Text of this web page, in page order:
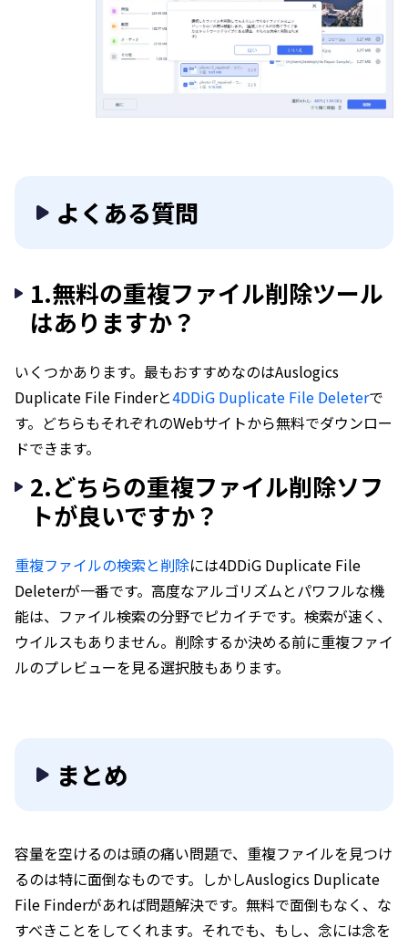
よくある質問
1.無料の重複ファイル削除ツール
はありますか？
いくつかあります。最もおすすめなのはAuslogics
Duplicate File Finderと4DDiG Duplicate File Deleterで
す。どちらもそれぞれのWebサイトから無料でダウンロー
ドできます。
2.どちらの重複ファイル削除ソフ
トが良いですか？
重複ファイルの検索と削除には4DDiG Duplicate File
Deleterが一番です。高度なアルゴリズムとパワフルな機
能は、ファイル検索の分野でピカイチです。検索が速く、
ウイルスもありません。削除するか決める前に重複ファイ
ルのプレビューを見る選択肢もあります。
まとめ
容量を空けるのは頭の痛い問題で、重複ファイルを見つけ
るのは特に面倒なものです。しかしAuslogics Duplicate
File Finderがあれば問題解決です。無料で面倒もなく、な
すべきことをしてくれます。それでも、もし、念には念を